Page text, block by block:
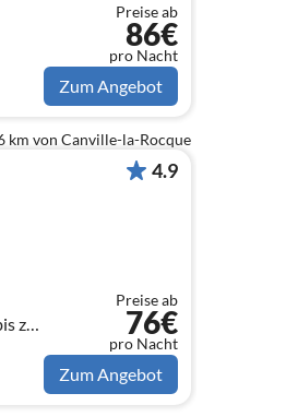
Preise ab
86€
pro Nacht
Zum Angebot
km von Canville-la-Rocque
4.9
Preise ab
76€
pro Nacht
Zum Angebot